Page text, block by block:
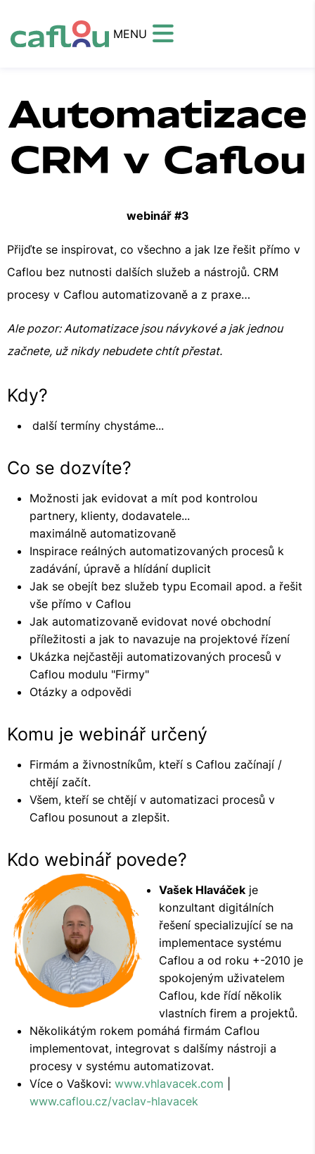
MENU
Automatizace
CRM v Caflou
webinář #3
Přijďte se inspirovat, co všechno a jak lze řešit přímo v
Caflou bez nutnosti dalších služeb a nástrojů. CRM
procesy v Caflou automatizovaně a z praxe…
Ale pozor: Automatizace jsou návykové a jak jednou
začnete, už nikdy nebudete chtít přestat.
Kdy?
další termíny chystáme...
Co se dozvíte?
Možnosti jak evidovat a mít pod kontrolou
partnery, klienty, dodavatele...
maximálně automatizovaně
Inspirace reálných automatizovaných procesů k
zadávání, úpravě a hlídání duplicit
Jak se obejít bez služeb typu Ecomail apod. a řešit
vše přímo v Caflou
Jak automatizovaně evidovat nové obchodní
příležitosti a jak to navazuje na projektové řízení
Ukázka nejčastěji automatizovaných procesů v
Caflou modulu "Firmy"
Otázky a odpovědi
Komu je webinář určený
Firmám a živnostníkům, kteří s Caflou začínají /
chtějí začít.
Všem, kteří se chtějí v automatizaci procesů v
Caflou posunout a zlepšit.
Kdo webinář povede?
Vašek Hlaváček je
konzultant digitálních
řešení specializující se na
implementace systému
Caflou a od roku +-2010 je
spokojeným uživatelem
Caflou, kde řídí několik
vlastních firem a projektů.
Několikátým rokem pomáhá firmám Caflou
implementovat, integrovat s dalšímy nástroji a
procesy v systému automatizovat.
Více o Vaškovi: www.vhlavacek.com
www.caflou.cz/vaclav-hlavacek